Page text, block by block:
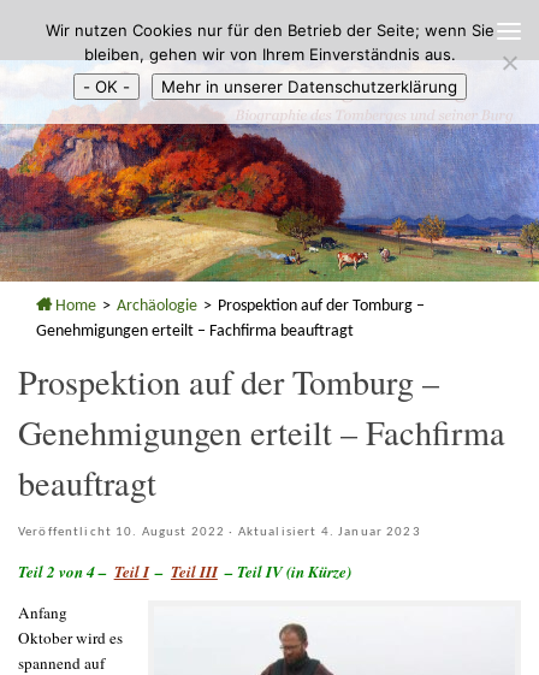
Zum Inhalt springen
Home > Archäologie > Prospektion auf der Tomburg –
Genehmigungen erteilt – Fachfirma beauftragt
Prospektion auf der Tomburg –
Genehmigungen erteilt – Fachfirma
beauftragt
Veröffentlicht 10. August 2022 · Aktualisiert 4. Januar 2023
Teil 2 von 4 – Teil I – Teil III – Teil IV (in Kürze)
Anfang
Oktober wird es
spannend auf
Wir nutzen Cookies nur für den Betrieb der Seite; wenn Sie
bleiben, gehen wir von Ihrem Einverständnis aus.
- OK -
Mehr in unserer Datenschutzerklärung